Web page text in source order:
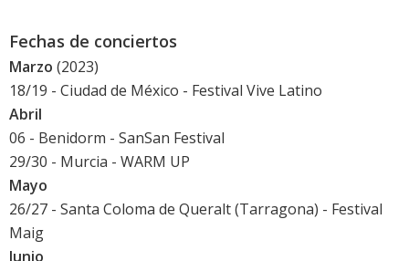
Fechas de conciertos
Marzo (2023)
18/19 - Ciudad de México - Festival Vive Latino
Abril
06 - Benidorm - SanSan Festival
29/30 - Murcia - WARM UP
Mayo
26/27 - Santa Coloma de Queralt (Tarragona) - Festival
Maig
Junio